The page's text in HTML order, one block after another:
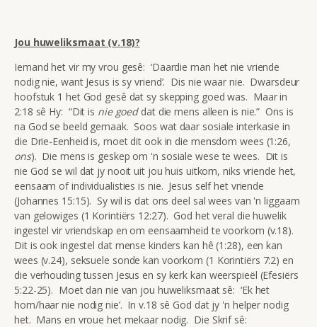
Jou huweliksmaat (v.18)?
Iemand het vir my vrou gesê: ‘Daardie man het nie vriende
nodig nie, want Jesus is sy vriend’. Dis nie waar nie. Dwarsdeur
hoofstuk 1 het God gesê dat sy skepping goed was. Maar in
2:18 sê Hy: “Dit is nie goeddat die mens alleen is nie.” Ons is
na God se beeld gemaak. Soos wat daar sosiale interkasie in
die Drie-Eenheid is, moet dit ook in die mensdom wees (1:26,
ons). Die mens is geskep om 'n sosiale wese te wees. Dit is
nie God se wil dat jy nooit uit jou huis uitkom, niks vriende het,
eensaam of individualisties is nie. Jesus self het vriende
(Johannes 15:15). Sy wil is dat ons deel sal wees van 'n liggaam
van gelowiges (1 Korintiërs 12:27). God het veral die huwelik
ingestel vir vriendskap en om eensaamheid te voorkom (v.18).
Dit is ook ingestel dat mense kinders kan hê (1:28), een kan
wees (v.24), seksuele sonde kan voorkom (1 Korintiërs 7:2) en
die verhouding tussen Jesus en sy kerk kan weerspieël (Efesiërs
5:22-25). Moet dan nie van jou huweliksmaat sê: ‘Ek het
hom/haar nie nodig nie’. In v.18 sê God dat jy 'n helper nodig
het. Mans en vroue het mekaar nodig. Die Skrif sê: